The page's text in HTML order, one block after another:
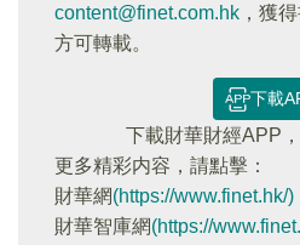
content@finet.com.hk ，獲
方可轉載。
下載
下載財華財經APP
更多精彩内容，請點擊：
財華網(https://www.finet.hk/)
財華智庫網(https://